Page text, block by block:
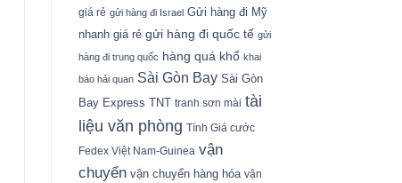
giá rẻ gửi hàng đi Israel Gửi hàng đi Mỹ
nhanh giá rẻ gửi hàng đi quốc tế gửi
hàng đi trung quốc hàng quá khổ khai
báo hải quan Sài Gòn Bay Sài Gòn
Bay Express TNT tranh sơn mài tài
liệu văn phòng Tính Giá cước
Fedex Việt Nam-Guinea vận
chuyển vận chuyển hàng hóa vận